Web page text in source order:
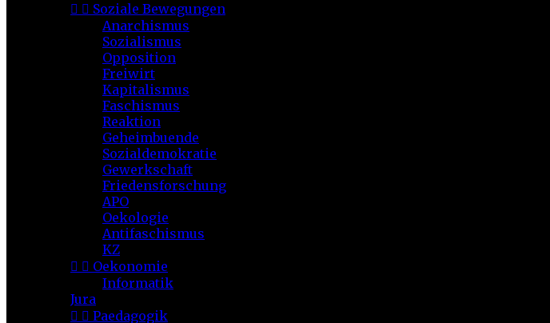
  Soziale Bewegungen
Anarchismus
Sozialismus
Opposition
Freiwirt
Kapitalismus
Faschismus
Reaktion
Geheimbuende
Sozialdemokratie
Gewerkschaft
Friedensforschung
APO
Oekologie
Antifaschismus
KZ
  Oekonomie
Informatik
Jura
  Paedagogik